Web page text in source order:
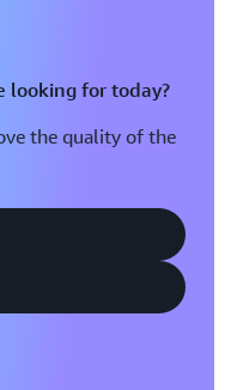
looking for today?
the quality of the